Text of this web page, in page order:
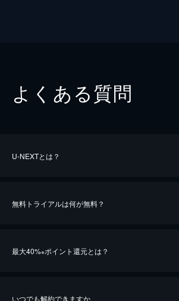
よくある質問
U-NEXTとは？
無料トライアルは何が無料？
最大40%※ポイント還元とは？
いつでも解約できますか